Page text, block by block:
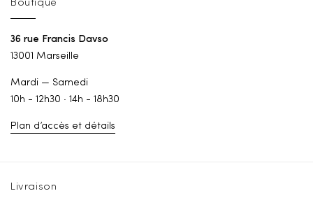
Boutique
36 rue Francis Davso
13001 Marseille
Mardi — Samedi
10h - 12h30 · 14h - 18h30
Plan d’accès et détails
Livraison